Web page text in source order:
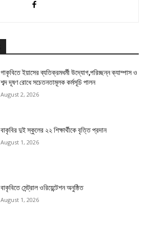
গাকৃবিতে ইয়াসের ব্যতিক্রমধর্মী উদ্যোগ,পরিচ্ছন্ন ক্যাম্পাস ও
শব্দ দূষণ রোধে সচেতনতামূলক কর্মসূচি পালন
August 2, 2026
বাকৃবির দুই স্কুলের ২২ শিক্ষার্থীকে বৃত্তি প্রদান
August 1, 2026
বাকৃবিতে সেন্ট্রাল ওরিয়েন্টেশন অনুষ্ঠিত
August 1, 2026